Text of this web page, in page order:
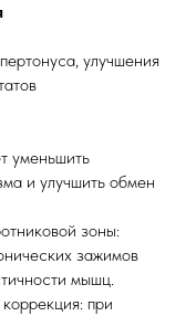
улучшения
уменьшить
и улучшить обмен
зоны:
зажимов
мышц.
при